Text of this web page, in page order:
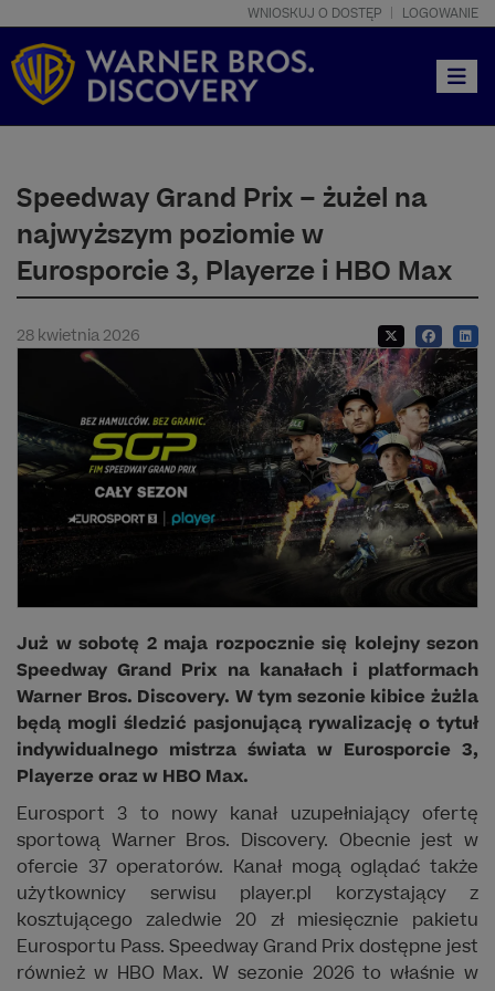
WNIOSKUJ O DOSTĘP LOGOWANIE
Speedway Grand Prix – żużel na
najwyższym poziomie w
Eurosporcie 3, Playerze i HBO Max
28 kwietnia 2026
Już w sobotę 2 maja rozpocznie się kolejny sezon
Speedway Grand Prix na kanałach i platformach
Warner Bros. Discovery. W tym sezonie kibice żużla
będą mogli śledzić pasjonującą rywalizację o tytuł
indywidualnego mistrza świata w Eurosporcie 3,
Playerze oraz w HBO Max.
Eurosport 3 to nowy kanał uzupełniający ofertę
sportową Warner Bros. Discovery. Obecnie jest w
ofercie 37 operatorów. Kanał mogą oglądać także
użytkownicy serwisu player.pl korzystający z
kosztującego zaledwie 20 zł miesięcznie pakietu
Eurosportu Pass. Speedway Grand Prix dostępne jest
również w HBO Max. W sezonie 2026 to właśnie w